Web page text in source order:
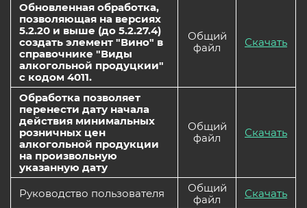
Обновленная обработка,
позволяющая на версиях
5.2.20 и выше (до 5.2.27.4)
создать элемент "Вино" в
справочнике "Виды
алкогольной продуцкии"
с кодом 4011.
Общий
файл
Скачать
Обработка позволяет
перенести дату начала
действия минимальных
розничных цен
алкогольной продукции
на произвольную
указанную дату
Общий
файл
Скачать
Руководство пользователя
Общий
файл
Скачать